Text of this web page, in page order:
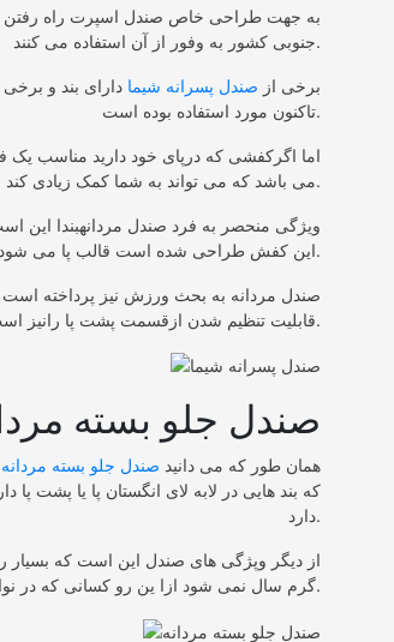
به جهت طراحی خاص صندل اسپرت راه رفتن
جنوبی کشور به وفور از آن استفاده می کنند.
برخی از صندل پسرانه شیما دارای بند و
تاکنون مورد استفاده بوده است.
اما اگرکفشی که درپای خود دارید مناسب یک
می باشد که می تواند به شما کمک زیادی کند و باعث رضایت شما شود.
ویژگی منحصر به فرد صندل مردانهبندا این
این کفش طراحی شده است قالب پا می شود و از لغزش وخستگی در هنگام فعالیت جلوگیری می کند.
صندل مردانه به بحث ورزش نیز پرداخته
قابلیت تنظیم شدن ازقسمت پشت پا رانیز است.
صندل جلو بسته
همان طور که می دانید صندل جلو بسته مردانه
که بند هایی در لابه لای انگستان پا یا پشت
دارد.
از دیگر وپژگی های صندل این است که
گرم سال نمی شود ازا ین رو کسانی که در نواحی گرم زندگی می کنند تمایل بیشتری برای خرید صندل دارند.